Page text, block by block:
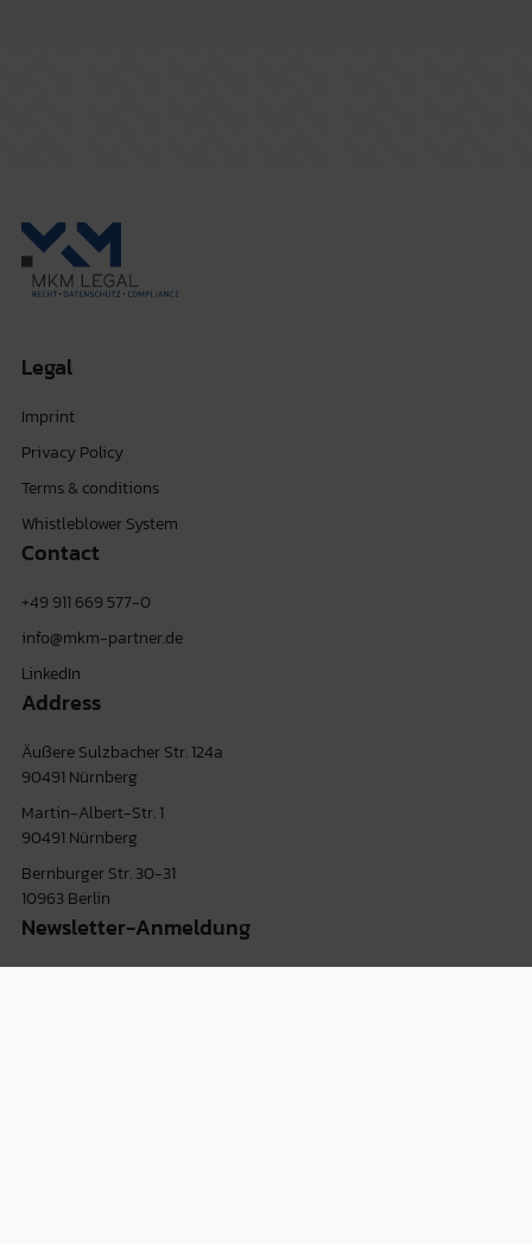
Legal
Imprint
Privacy Policy
Terms & conditions
Whistleblower System
Contact
+49 911 669 577-0
info@mkm-partner.de
LinkedIn
Address
Äußere Sulzbacher Str. 124a
90491 Nürnberg
Martin-Albert-Str. 1
90491 Nürnberg
Bernburger Str. 30-31
10963 Berlin
Newsletter-Anmeldung